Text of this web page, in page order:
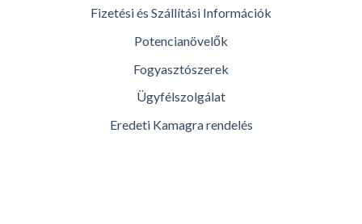
Fizetési és Szállítási Információk
Potencianövelők
Fogyasztószerek
Ügyfélszolgálat
Eredeti Kamagra rendelés